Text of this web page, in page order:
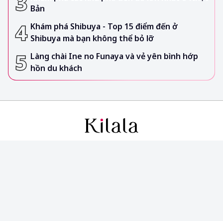
Bản
Khám phá Shibuya - Top 15 điểm đến ở
Shibuya mà bạn không thể bỏ lỡ
Làng chài Ine no Funaya và vẻ yên bình hớp
hồn du khách